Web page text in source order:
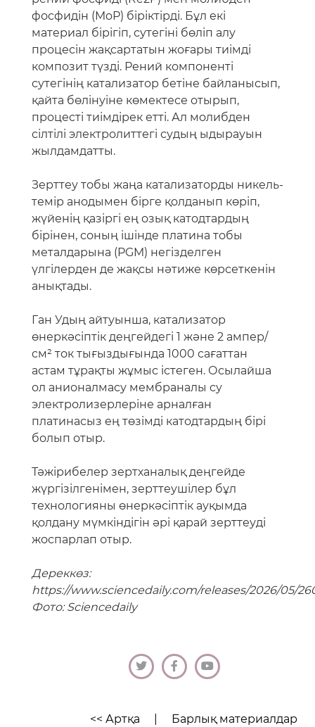
фосфидін (MoP) біріктірді. Бұл екі
материал бірігіп, сутегіні бөліп алу
процесін жақсартатын жоғары тиімді
композит түзді. Рений компоненті
сутегінің катализатор бетіне байланысып,
қайта бөлінуіне көмектесе отырып,
процесті тиімдірек етті. Ал молибден
сілтілі электролиттегі судың ыдырауын
жылдамдатты.
Зерттеу тобы жаңа катализаторды никель-
темір анодымен бірге қолданып көріп,
жүйенің қазіргі ең озық катодтардың
бірінен, соның ішінде платина тобы
металдарына (PGM) негізделген
үлгілерден де жақсы нәтиже көрсеткенін
анықтады.
Ган Удың айтуынша, катализатор
өнеркәсіптік деңгейдегі 1 және 2 ампер/
см² ток тығыздығында 1000 сағаттан
астам тұрақты жұмыс істеген. Осылайша
ол анионалмасу мембраналы су
электролизерлеріне арналған
платинасыз ең төзімді катодтардың бірі
болып отыр.
Тәжірибелер зертханалық деңгейде
жүргізілгенімен, зерттеушілер бұл
технологияны өнеркәсіптік ауқымда
қолдану мүмкіндігін әрі қарай зерттеуді
жоспарлап отыр.
Дереккөз:
https://www.sciencedaily.com/releases/2026/05/
Фото: Sciencedaily
<< Артқа
Барлық материалдар